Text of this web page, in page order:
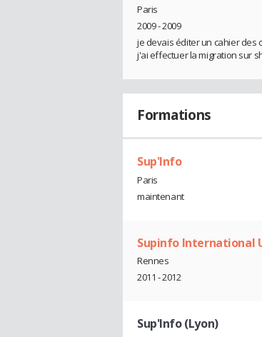
Paris
2009 - 2009
je devais éditer un cahier des
j'ai effectuer la migration sur
Formations
Sup'Info
Paris
maintenant
Supinfo International
Rennes
2011 - 2012
Sup'Info (Lyon)